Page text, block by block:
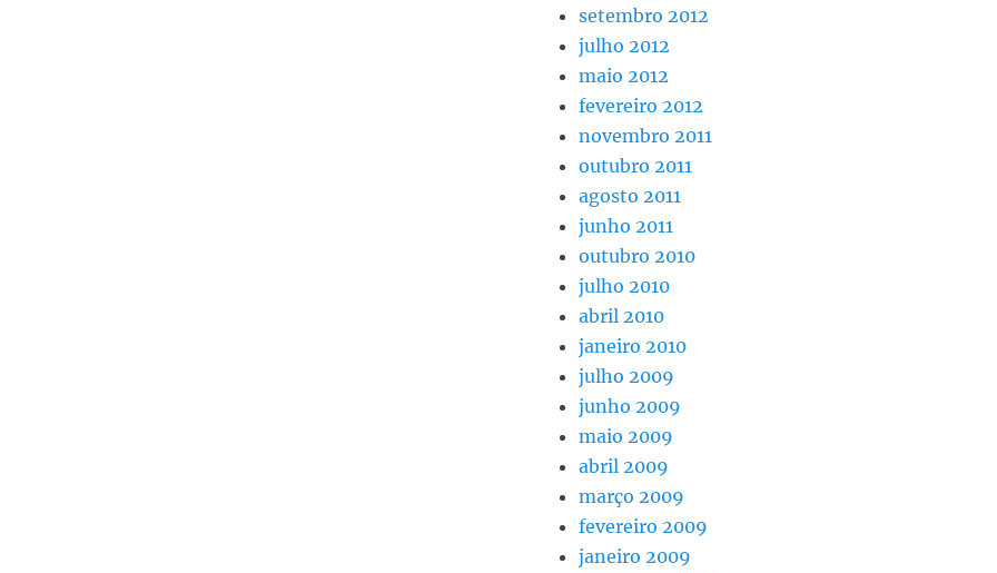
setembro 2012
julho 2012
maio 2012
fevereiro 2012
novembro 2011
outubro 2011
agosto 2011
junho 2011
outubro 2010
julho 2010
abril 2010
janeiro 2010
julho 2009
junho 2009
maio 2009
abril 2009
março 2009
fevereiro 2009
janeiro 2009